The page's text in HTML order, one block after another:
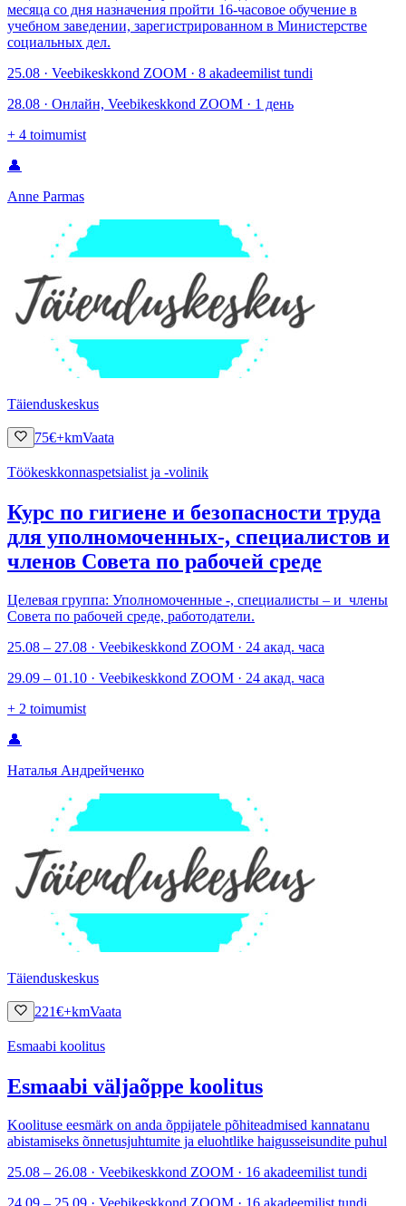
месяца со дня назначения пройти 16-часовое обучение в
учебном заведении, зарегистрированном в Министерстве
социальных дел.
25.08 · Veebikeskkond ZOOM · 8 akadeemilist tundi
28.08 · Онлайн, Veebikeskkond ZOOM · 1 день
+ 4 toimumist
👤
Anne Parmas
Täienduskeskus
75€+kmVaata
Töökeskkonnaspetsialist ja -volinik
Курс по гигиене и безопасности труда
для уполномоченных-, специалистов и
членов Совета по рабочей среде
Целевая группа: Уполномоченные -, специалисты – и члены
Совета по рабочей среде, работодатели.
25.08 – 27.08 · Veebikeskkond ZOOM · 24 акад. часа
29.09 – 01.10 · Veebikeskkond ZOOM · 24 акад. часа
+ 2 toimumist
👤
Наталья Андрейченко
Täienduskeskus
221€+kmVaata
Esmaabi koolitus
Esmaabi väljaõppe koolitus
Koolituse eesmärk on anda õppijatele põhiteadmised kannatanu
abistamiseks õnnetusjuhtumite ja eluohtlike haigusseisundite puhul
25.08 – 26.08 · Veebikeskkond ZOOM · 16 akadeemilist tundi
24.09 – 25.09 · Veebikeskkond ZOOM · 16 akadeemilist tundi